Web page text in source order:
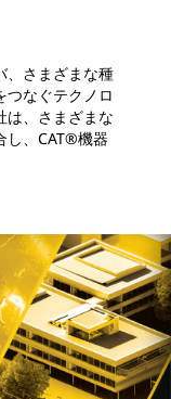
、さまざまな種
つなぐテクノロ
は、さまざまな
し、CAT®機器